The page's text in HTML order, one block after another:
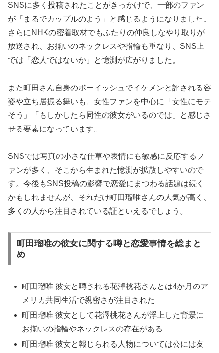
SNSに多く投稿されたことがきっかけで、一部のファン
が「まるでカップルのよう」と感じるようになりました。
さらにNHKの密着取材でもふたりの仲良しなやり取りが
放送され、お揃いのネックレスや指輪も重なり、SNS上
では「恋人ではないか」と憶測が広がりました。
また町田さん自身のボーイッシュでイケメンと評される容
姿や立ち居振る舞いも、女性ファンを中心に「女性にモテ
そう」「もしかしたら同性の彼女がいるのでは」と感じさ
せる要素になっています。
SNSでは写真の小さな仕草や表情にも敏感に反応するフ
ァンが多く、そこから生まれた憶測が拡散しやすいので
す。今後もSNS投稿の影響で恋愛にまつわる話題は続く
かもしれませんが、それだけ町田瑠唯さんの人気が高く、
多くの人から注目されている証といえるでしょう。
町田瑠唯の彼女に関する噂と恋愛事情を総まと
め
町田瑠唯 彼女と噂される花澤桃花さんとは4か月のア
メリカ共同生活で親密さが注目された
町田瑠唯 彼女として花澤桃花さんが浮上した背景に
お揃いの指輪やネックレスの存在がある
町田瑠唯 彼女と報じられる人物については公には友